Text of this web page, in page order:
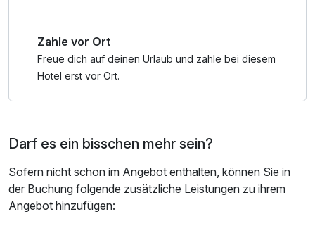
während eure Kinder bei den Achensee-Erlebnissen gut
aufgehoben sind.
Holt euch gerne direkt bei uns oder Tourismus Achensee
*ACHTUNG: Das Angebot gilt für 2 Personen. Die
findet ihr unter den Zusatzleistungen (bitte für die jeweilige
Nächtedauer dazubuchen) oder diese werden direkt in der
Unterkunft gesondert verrechnet.
Zahle vor Ort
Freue dich auf deinen Urlaub und zahle bei diesem
Hotel erst vor Ort.
Darf es ein bisschen mehr sein?
Sofern nicht schon im Angebot enthalten, können Sie in
der Buchung folgende zusätzliche Leistungen zu ihrem
Angebot hinzufügen: